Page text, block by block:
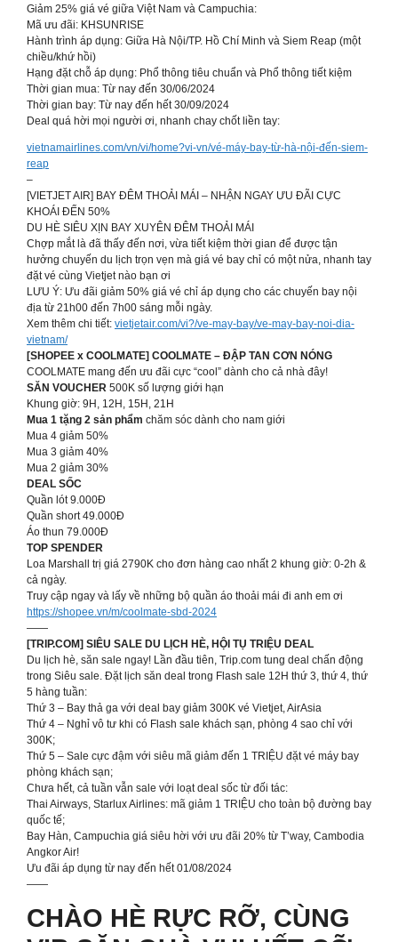
Giảm 25% giá vé giữa Việt Nam và Campuchia:
Mã ưu đãi: KHSUNRISE
Hành trình áp dụng: Giữa Hà Nội/TP. Hồ Chí Minh và Siem Reap (một
chiều/khứ hồi)
Hạng đặt chỗ áp dụng: Phổ thông tiêu chuẩn và Phổ thông tiết kiệm
Thời gian mua: Từ nay đến 30/06/2024
Thời gian bay: Từ nay đến hết 30/09/2024
Deal quá hời mọi người ơi, nhanh chay chốt liền tay:
vietnamairlines.com/vn/vi/home?vi-vn/vé-máy-bay-từ-hà-nội-đến-siem-
reap
–
[VIETJET AIR] BAY ĐÊM THOẢI MÁI – NHẬN NGAY ƯU ĐÃI CỰC
KHOÁI ĐẾN 50%
DU HÈ SIÊU XỊN BAY XUYÊN ĐÊM THOẢI MÁI
Chợp mắt là đã thấy đến nơi, vừa tiết kiệm thời gian để được tận
hưởng chuyến du lịch trọn vẹn mà giá vé bay chỉ có một nửa, nhanh tay
đặt vé cùng Vietjet nào bạn ơi
LƯU Ý: Ưu đãi giảm 50% giá vé chỉ áp dụng cho các chuyến bay nội
địa từ 21h00 đến 7h00 sáng mỗi ngày.
Xem thêm chi tiết: vietjetair.com/vi?/ve-may-bay/ve-may-bay-noi-dia-
vietnam/
[SHOPEE x COOLMATE] COOLMATE – ĐẬP TAN CƠN NÓNG
COOLMATE mang đến ưu đãi cực “cool” dành cho cả nhà đây!
SĂN VOUCHER 500K số lượng giới hạn
Khung giờ: 9H, 12H, 15H, 21H
Mua 1 tặng 2 sản phẩm chăm sóc dành cho nam giới
Mua 4 giảm 50%
Mua 3 giảm 40%
Mua 2 giảm 30%
DEAL SỐC
Quần lót 9.000Đ
Quần short 49.000Đ
Áo thun 79.000Đ
TOP SPENDER
Loa Marshall trị giá 2790K cho đơn hàng cao nhất 2 khung giờ: 0-2h &
cả ngày.
Truy cập ngay và lấy về những bộ quần áo thoải mái đi anh em ơi
https://shopee.vn/m/coolmate-sbd-2024
——
[TRIP.COM] SIÊU SALE DU LỊCH HÈ, HỘI TỤ TRIỆU DEAL
Du lịch hè, săn sale ngay! Lần đầu tiên, Trip.com tung deal chấn động
trong Siêu sale. Đặt lịch săn deal trong Flash sale 12H thứ 3, thứ 4, thứ
5 hàng tuần:
Thứ 3 – Bay thả ga với deal bay giảm 300K vé Vietjet, AirAsia
Thứ 4 – Nghỉ vô tư khi có Flash sale khách sạn, phòng 4 sao chỉ với
300K;
Thứ 5 – Sale cực đậm với siêu mã giảm đến 1 TRIỆU đặt vé máy bay
phòng khách sạn;
Chưa hết, cả tuần vẫn sale với loạt deal sốc từ đối tác:
Thai Airways, Starlux Airlines: mã giảm 1 TRIỆU cho toàn bộ đường bay
quốc tế;
Bay Hàn, Campuchia giá siêu hời với ưu đãi 20% từ T’way, Cambodia
Angkor Air!
Ưu đãi áp dụng từ nay đến hết 01/08/2024
——
CHÀO HÈ RỰC RỠ, CÙNG